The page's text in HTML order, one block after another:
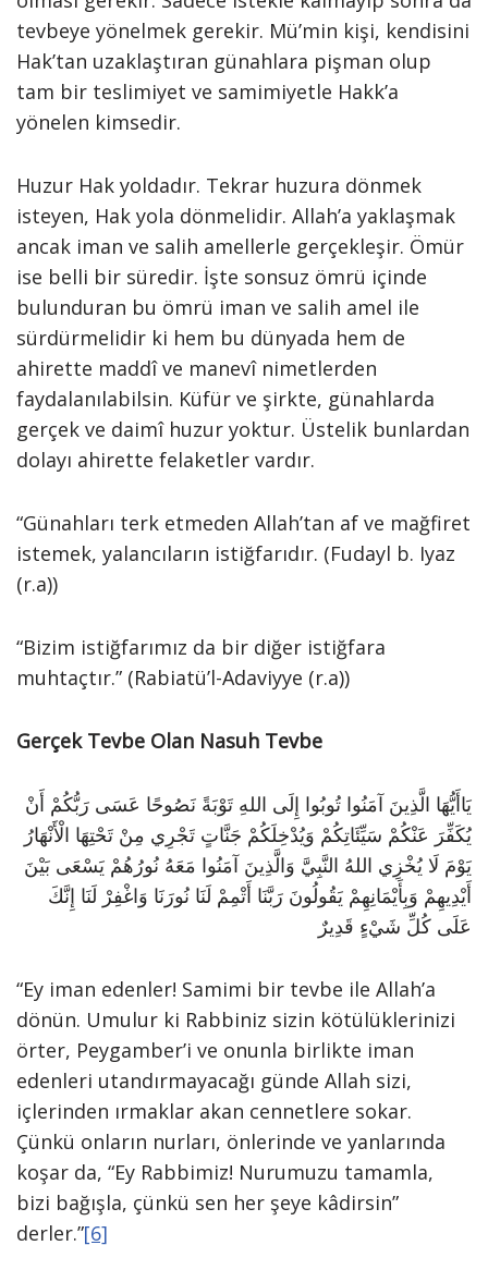
tevbeye yönelmek gerekir. Mü’min kişi, kendisini
Hak’tan uzaklaştıran günahlara pişman olup
tam bir teslimiyet ve samimiyetle Hakk’a
yönelen kimsedir.
Huzur Hak yoldadır. Tekrar huzura dönmek
isteyen, Hak yola dönmelidir. Allah’a yaklaşmak
ancak iman ve salih amellerle gerçekleşir. Ömür
ise belli bir süredir. İşte sonsuz ömrü içinde
bulunduran bu ömrü iman ve salih amel ile
sürdürmelidir ki hem bu dünyada hem de
ahirette maddî ve manevî nimetlerden
faydalanılabilsin. Küfür ve şirkte, günahlarda
gerçek ve daimî huzur yoktur. Üstelik bunlardan
dolayı ahirette felaketler vardır.
“Günahları terk etmeden Allah’tan af ve mağfiret
istemek, yalancıların istiğfarıdır. (Fudayl b. Iyaz
(r.a))
“Bizim istiğfarımız da bir diğer istiğfara
muhtaçtır.” (Rabiatü’l-Adaviyye (r.a))
Gerçek Tevbe Olan Nasuh Tevbe
يَاأَيُّهَا الَّذِينَ آمَنُوا تُوبُوا إِلَى اللهِ تَوْبَةً نَصُوحًا عَسَى رَبُّكُمْ أَنْ
يُكَفِّرَ عَنْكُمْ سَيِّئَاتِكُمْ وَيُدْخِلَكُمْ جَنَّاتٍ تَجْرِي مِنْ تَحْتِهَا الْأَنْهَارُ
يَوْمَ لَا يُخْزِي اللهُ النَّبِيَّ وَالَّذِينَ آمَنُوا مَعَهُ نُورُهُمْ يَسْعَى بَيْنَ
أَيْدِيهِمْ وَبِأَيْمَانِهِمْ يَقُولُونَ رَبَّنَا أَتْمِمْ لَنَا نُورَنَا وَاغْفِرْ لَنَا إِنَّكَ
عَلَى كُلِّ شَيْءٍ قَدِيرٌ
“Ey iman edenler! Samimi bir tevbe ile Allah’a
dönün. Umulur ki Rabbiniz sizin kötülüklerinizi
örter, Peygamber’i ve onunla birlikte iman
edenleri utandırmayacağı günde Allah sizi,
içlerinden ırmaklar akan cennetlere sokar.
Çünkü onların nurları, önlerinde ve yanlarında
koşar da, “Ey Rabbimiz! Nurumuzu tamamla,
bizi bağışla, çünkü sen her şeye kâdirsin”
derler.”[6]